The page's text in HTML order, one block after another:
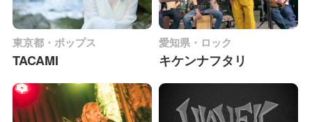
東京都・ポップス
TACAMI
愛知県・ロック
キケンナフタリ